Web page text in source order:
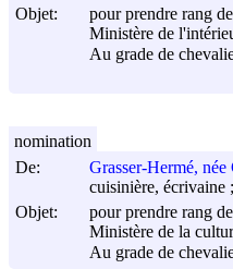
Objet:
pour prendre rang
Ministère de
Au grade de
De:
Grasser-Hermé,
cuisinière, écrivaine
Objet:
pour prendre rang
Ministère de la
Au grade de
nomination